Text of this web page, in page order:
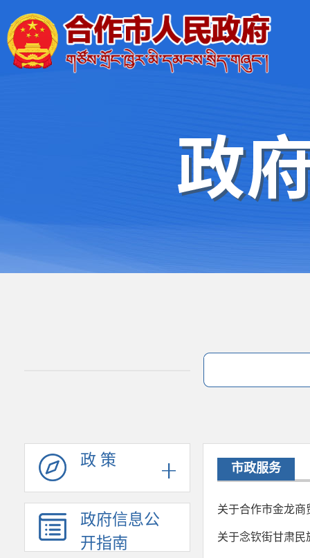
政 策
政府信息公
开指南
市政服务
关于合作市金龙
关于念钦街甘肃